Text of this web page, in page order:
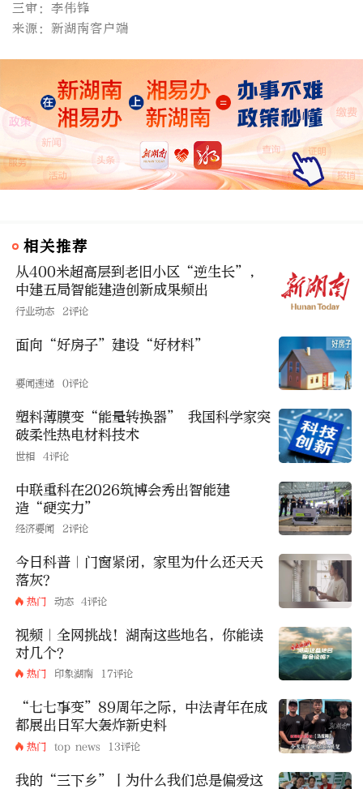
三审：李伟锋
来源：新湖南客户端
相关推荐
从400米超高层到老旧小区“逆生长”，
中建五局智能建造创新成果频出
行业动态 2评论
面向“好房子”建设“好材料”
要闻速递 0评论
塑料薄膜变“能量转换器” 我国科学家突
破柔性热电材料技术
世相 4评论
中联重科在2026筑博会秀出智能建
造“硬实力”
经济要闻 2评论
今日科普｜门窗紧闭，家里为什么还天天
落灰？
热门 动态 4评论
视频｜全网挑战！湖南这些地名，你能读
对几个？
热门 印象湖南 17评论
“七七事变”89周年之际，中法青年在成
都展出日军大轰炸新史料
热门 top news 13评论
我的“三下乡”丨为什么我们总是偏爱这